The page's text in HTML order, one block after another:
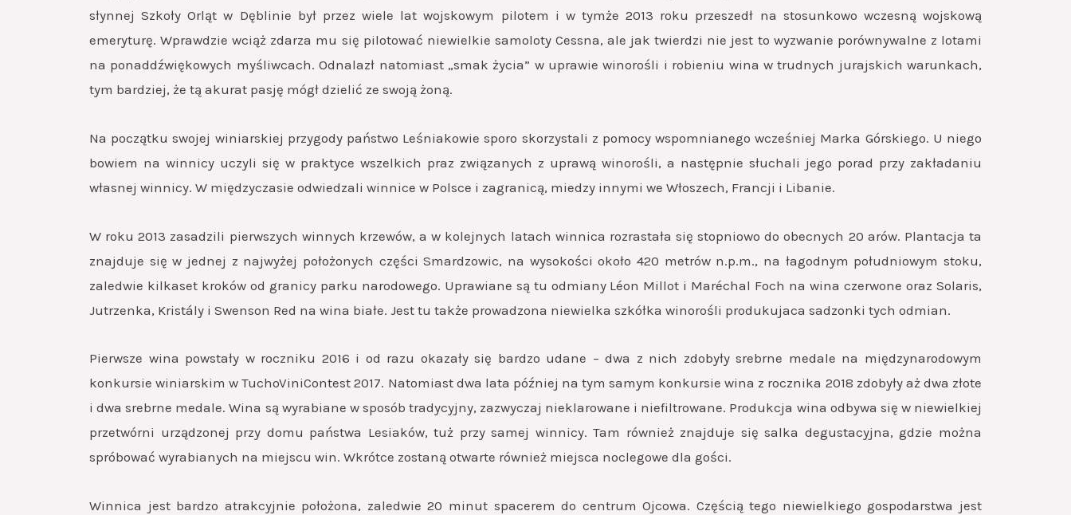
słynnej Szkoły Orląt w Dęblinie był przez wiele lat wojskowym pilotem i w tymże 2013 roku przeszedł na stosunkowo wczesną wojskową
emeryturę. Wprawdzie wciąż zdarza mu się pilotować niewielkie samoloty Cessna, ale jak twierdzi nie jest to wyzwanie porównywalne z lotami
na ponaddźwiękowych myśliwcach. Odnalazł natomiast „smak życia” w uprawie winorośli i robieniu wina w trudnych jurajskich warunkach,
tym bardziej, że tą akurat pasję mógł dzielić ze swoją żoną.
Na początku swojej winiarskiej przygody państwo Leśniakowie sporo skorzystali z pomocy wspomnianego wcześniej Marka Górskiego. U niego
bowiem na winnicy uczyli się w praktyce wszelkich praz związanych z uprawą winorośli, a następnie słuchali jego porad przy zakładaniu
własnej winnicy. W międzyczasie odwiedzali winnice w Polsce i zagranicą, miedzy innymi we Włoszech, Francji i Libanie.
W roku 2013 zasadzili pierwszych winnych krzewów, a w kolejnych latach winnica rozrastała się stopniowo do obecnych 20 arów. Plantacja ta
znajduje się w jednej z najwyżej położonych części Smardzowic, na wysokości około 420 metrów n.p.m., na łagodnym południowym stoku,
zaledwie kilkaset kroków od granicy parku narodowego. Uprawiane są tu odmiany Léon Millot i Maréchal Foch na wina czerwone oraz Solaris,
Jutrzenka, Kristály i Swenson Red na wina białe. Jest tu także prowadzona niewielka szkółka winorośli produkujaca sadzonki tych odmian.
Pierwsze wina powstały w roczniku 2016 i od razu okazały się bardzo udane – dwa z nich zdobyły srebrne medale na międzynarodowym
konkursie winiarskim w TuchoViniContest 2017. Natomiast dwa lata później na tym samym konkursie wina z rocznika 2018 zdobyły aż dwa złote
i dwa srebrne medale. Wina są wyrabiane w sposób tradycyjny, zazwyczaj nieklarowane i niefiltrowane. Produkcja wina odbywa się w niewielkiej
przetwórni urządzonej przy domu państwa Lesiaków, tuż przy samej winnicy. Tam również znajduje się salka degustacyjna, gdzie można
spróbować wyrabianych na miejscu win. Wkrótce zostaną otwarte również miejsca noclegowe dla gości.
Winnica jest bardzo atrakcyjnie położona, zaledwie 20 minut spacerem do centrum Ojcowa. Częścią tego niewielkiego gospodarstwa jest